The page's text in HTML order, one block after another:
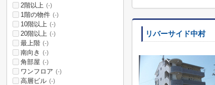
リバーサイド中村
2階以上 (-)
1階の物件 (-)
10階以上 (-)
20階以上 (-)
最上階 (-)
南向き (-)
角部屋 (-)
ワンフロア (-)
高層ビル (-)